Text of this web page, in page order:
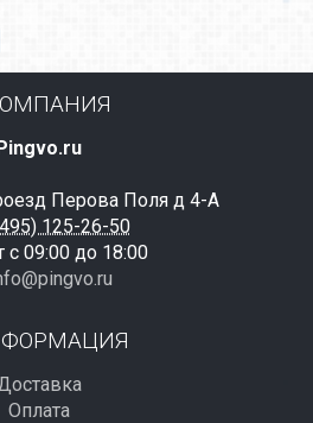
Перова Поля д 4-А
125-26-50
с 09:00 до 18:00
Оплата